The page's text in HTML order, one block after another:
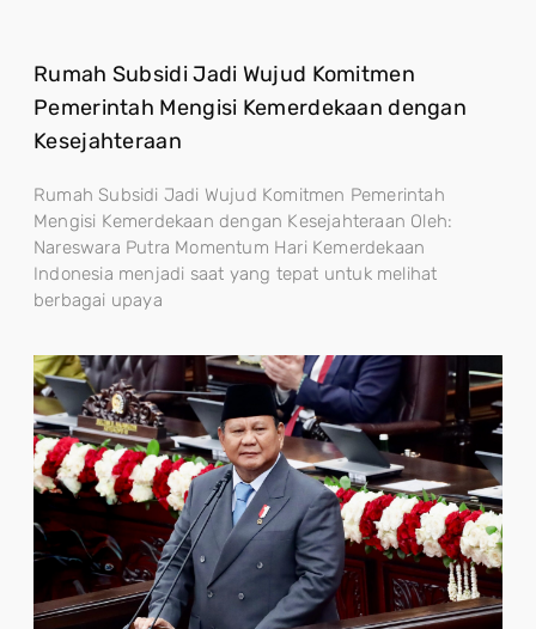
Rumah Subsidi Jadi Wujud Komitmen
Pemerintah Mengisi Kemerdekaan dengan
Kesejahteraan
Rumah Subsidi Jadi Wujud Komitmen Pemerintah
Mengisi Kemerdekaan dengan Kesejahteraan Oleh:
Nareswara Putra Momentum Hari Kemerdekaan
Indonesia menjadi saat yang tepat untuk melihat
berbagai upaya